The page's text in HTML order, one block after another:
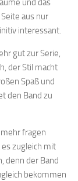
und das
aus nur
interessant.
gut zur Serie,
der Stil macht
Spaß und
den Band zu
fragen
zugleich mit
denn der Band
bekommen